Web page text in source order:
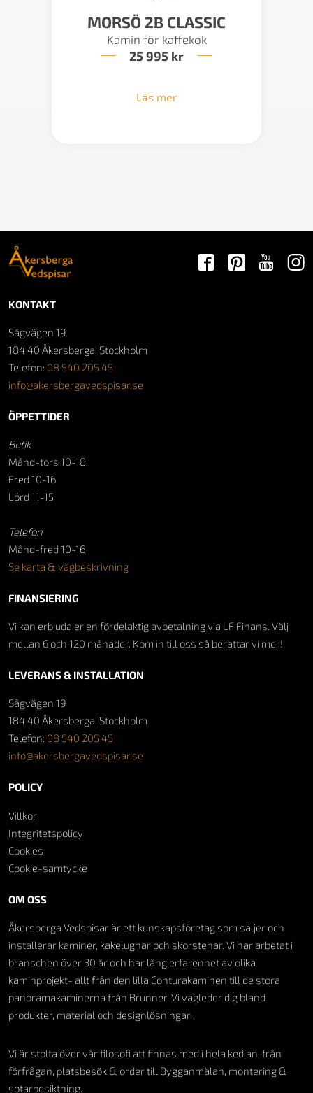
MORSÖ 2B CLASSIC
Kamin för kaffekok
25 995 kr
Läs mer
OM OSS
Åkersberga Vedspisar är ett kunskapsföretag som säljer och
installerar kaminer, kakelugnar och skorstenar. Vi har arbetat i
branschen över 30 år och har lång erfarenhet av olika
kaminprojekt- allt från den lilla Conturakaminen till de stora
panoramakaminerna från Brunner. Vi vägleder dig bland
produkter, material och designlösningar.
Vi är stolta över vår filosofi att finnas med i hela kedjan, från
förfrågan, platsbesök & order till Bygganmälan, montering &
sotarbesiktning.
KONTAKT
Sågvägen 19
184 40 Åkersberga, Stockholm
Telefon: 08 540 205 45
info@akersbergavedspisar.se
ÖPPETTIDER
Butik
Månd-tors 10-18
Fred 10-16
Lörd 11-15
Telefon
Månd-fred 10-16
Se karta & vägbeskrivning
FINANSIERING
Vi kan erbjuda er en fördelaktig avbetalning via LF Finans. Välj
mellan 6 och 120 månader. Kom in till oss så berättar vi mer!
LEVERANS & INSTALLATION
Sågvägen 19
184 40 Åkersberga, Stockholm
Telefon: 08 540 205 45
info@akersbergavedspisar.se
POLICY
Villkor
Integritetspolicy
Cookies
Cookie-samtycke